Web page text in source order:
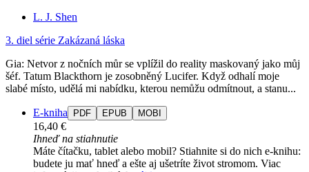
L. J. Shen
3. diel série Zakázaná láska
Gia: Netvor z nočních můr se vplížil do reality maskovaný jako můj
šéf. Tatum Blackthorn je zosobněný Lucifer. Když odhalí moje
slabé místo, udělá mi nabídku, kterou nemůžu odmítnout, a stanu...
E-kniha PDF EPUB MOBI
16,40 €
Ihneď na stiahnutie
Máte čítačku, tablet alebo mobil? Stiahnite si do nich e-knihu:
budete ju mať hneď a ešte aj ušetríte život stromom. Viac